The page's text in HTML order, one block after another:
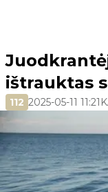
ištrauktas
112 2025-05-11 11:21